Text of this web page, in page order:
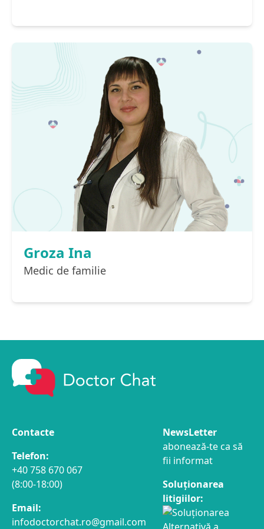
Groza Ina
Medic de familie
Contacte
Telefon:
+40 758 670 067
(8:00-18:00)
Email:
infodoctorchat.ro@gmail.com
NewsLetter
abonează-te ca să
fii informat
Soluționarea
litigiilor: